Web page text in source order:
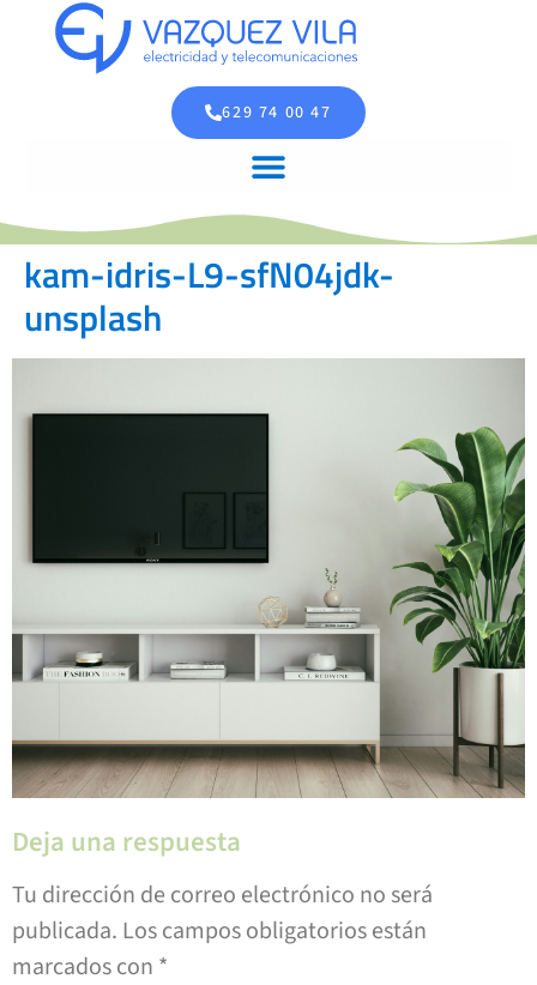
629 74 00 47
kam-idris-L9-sfN04jdk-
unsplash
Deja una respuesta
Tu dirección de correo electrónico no será
publicada. Los campos obligatorios están
marcados con *